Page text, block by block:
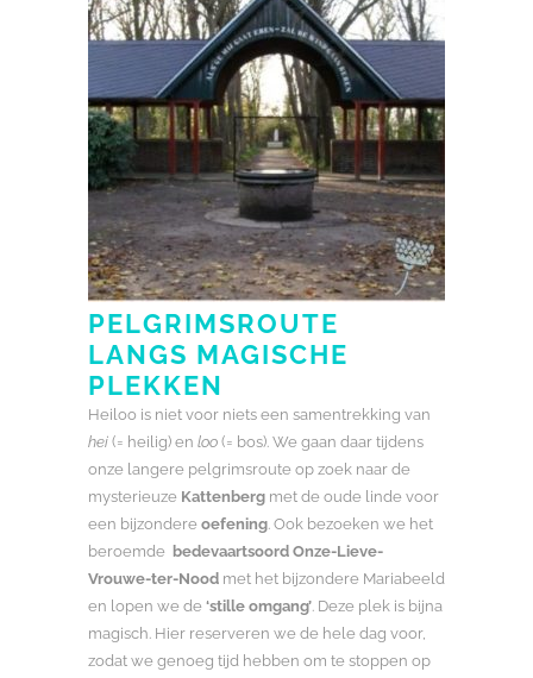
PELGRIMSROUTE
LANGS MAGISCHE
PLEKKEN
Heiloo is niet voor niets een samentrekking van
hei (= heilig) en loo (= bos). We gaan daar tijdens
onze langere pelgrimsroute op zoek naar de
mysterieuze Kattenberg met de oude linde voor
een bijzondere oefening. Ook bezoeken we het
beroemde bedevaartsoord Onze-Lieve-
Vrouwe-ter-Nood met het bijzondere Mariabeeld
en lopen we de ‘stille omgang’. Deze plek is bijna
magisch. Hier reserveren we de hele dag voor,
zodat we genoeg tijd hebben om te stoppen op